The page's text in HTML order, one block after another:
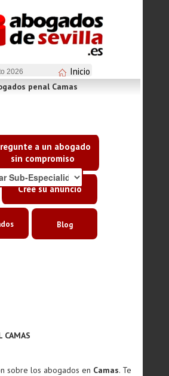
2026 Inicio
a un abogado
sin compromiso
Cree su anuncio
penal Camas
Blog
CAMAS
sobre los abogados en Camas. Te